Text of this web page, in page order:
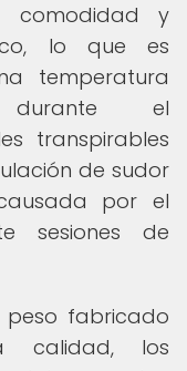
comodidad y
lo que es
temperatura
durante el
transpirables
de sudor
por el
sesiones de
peso fabricado
calidad, los